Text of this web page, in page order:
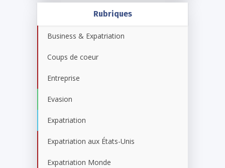
Rubriques
Business & Expatriation
Coups de coeur
Entreprise
Evasion
Expatriation
Expatriation aux États-Unis
Expatriation Monde